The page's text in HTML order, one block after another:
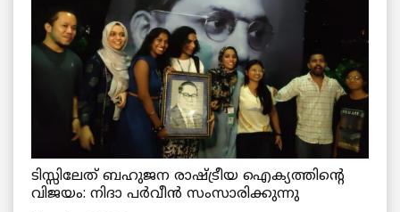
ടിസ്സിലേത് ബഹുജന രാഷ്ട്രീയ ഐക്യത്തിന്റെ
വിജയം: നിദാ പർവീൻ സംസാരിക്കുന്നു